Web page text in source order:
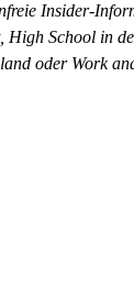
Insider-
High School in
oder Work